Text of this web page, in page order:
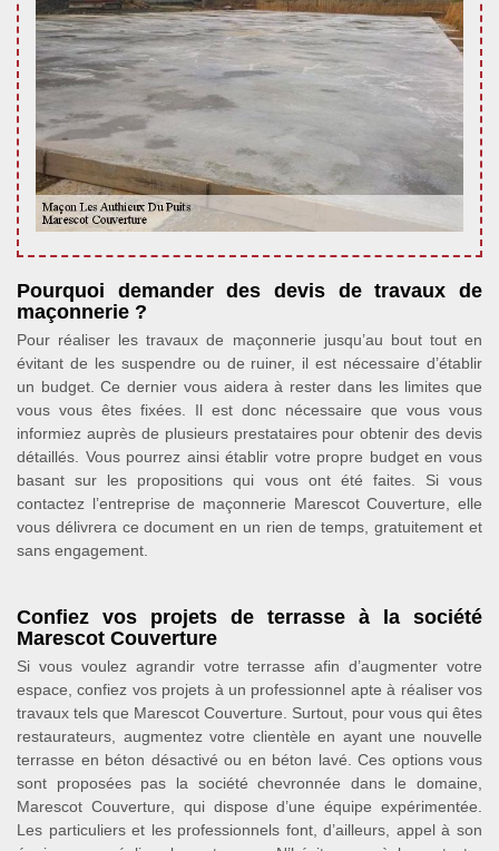
Pourquoi demander des devis de travaux de
maçonnerie ?
Pour réaliser les travaux de maçonnerie jusqu’au bout tout en
évitant de les suspendre ou de ruiner, il est nécessaire d’établir
un budget. Ce dernier vous aidera à rester dans les limites que
vous vous êtes fixées. Il est donc nécessaire que vous vous
informiez auprès de plusieurs prestataires pour obtenir des devis
détaillés. Vous pourrez ainsi établir votre propre budget en vous
basant sur les propositions qui vous ont été faites. Si vous
contactez l’entreprise de maçonnerie Marescot Couverture, elle
vous délivrera ce document en un rien de temps, gratuitement et
sans engagement.
Confiez vos projets de terrasse à la société
Marescot Couverture
Si vous voulez agrandir votre terrasse afin d’augmenter votre
espace, confiez vos projets à un professionnel apte à réaliser vos
travaux tels que Marescot Couverture. Surtout, pour vous qui êtes
restaurateurs, augmentez votre clientèle en ayant une nouvelle
terrasse en béton désactivé ou en béton lavé. Ces options vous
sont proposées pas la société chevronnée dans le domaine,
Marescot Couverture, qui dispose d’une équipe expérimentée.
Les particuliers et les professionnels font, d’ailleurs, appel à son